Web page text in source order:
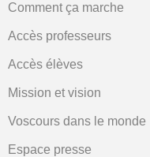
Comment ça marche
Accès professeurs
Accès élèves
Mission et vision
Voscours dans le monde
Espace presse